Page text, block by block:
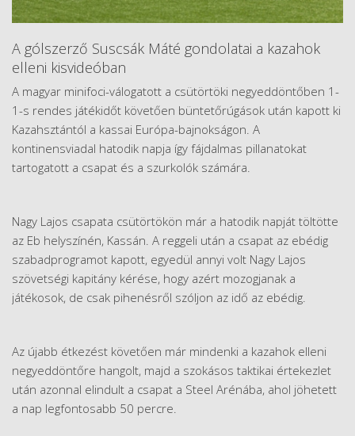
A gólszerző Suscsák Máté gondolatai a kazahok
elleni kisvideóban
A magyar minifoci-válogatott a csütörtöki negyeddöntőben 1-
1-s rendes játékidőt követően büntetőrúgások után kapott ki
Kazahsztántól a kassai Európa-bajnokságon. A
kontinensviadal hatodik napja így fájdalmas pillanatokat
tartogatott a csapat és a szurkolók számára.
Nagy Lajos csapata csütörtökön már a hatodik napját töltötte
az Eb helyszínén, Kassán. A reggeli után a csapat az ebédig
szabadprogramot kapott, egyedül annyi volt Nagy Lajos
szövetségi kapitány kérése, hogy azért mozogjanak a
játékosok, de csak pihenésről szóljon az idő az ebédig.
Az újabb étkezést követően már mindenki a kazahok elleni
negyeddöntőre hangolt, majd a szokásos taktikai értekezlet
után azonnal elindult a csapat a Steel Arénába, ahol jöhetett
a nap legfontosabb 50 percre.